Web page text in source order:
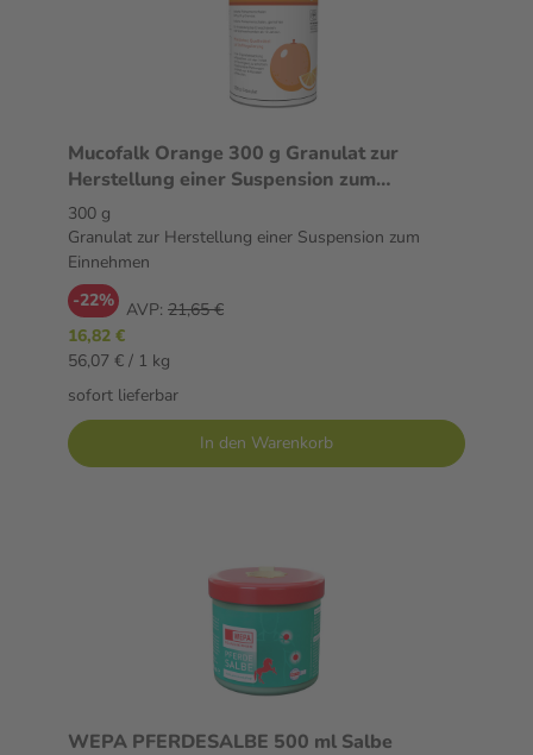
Mucofalk Orange 300 g Granulat zur
Herstellung einer Suspension zum
Einnehmen
300 g
Granulat zur Herstellung einer Suspension zum
Einnehmen
-22% AVP: 21,65 €
16,82 €
56,07 € / 1 kg
sofort lieferbar
In den Warenkorb
WEPA PFERDESALBE 500 ml Salbe